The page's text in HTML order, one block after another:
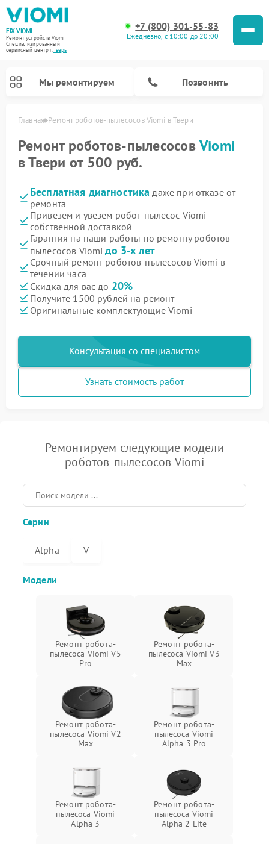
FIX-VIOMI
Ремонт устройств Viomi
Специализированный
cервисный центр г.Тверь
+7 (800) 301-55-83
Ежедневно, с 10:00 до 20:00
Мы ремонтируем Позвонить
Главная Ремонт роботов-пылесосов Viomi в Твери
Ремонт роботов-пылесосовViomi
в Твери от 500 руб.
Бесплатная диагностика даже при отказе от
ремонта
Привезем и увезем робот-пылесос Viomi
собственной доставкой
Гарантия на наши работы по ремонту роботов-
пылесосов Viomiдо 3-х лет
Срочный ремонт роботов-пылесосов Viomi в
течении часа
Скидка для вас до 20%
Получите 1500 рублей на ремонт
Оригинальные комплектующие Viomi
Консультация со специалистом
Узнать стоимость работ
Ремонтируем следующие модели
роботов-пылесосов Viomi
Серии
Alpha V
Модели
Ремонт робота-
пылесоса Viomi V5
Pro
Ремонт робота-
пылесоса Viomi V3
Max
Ремонт робота-
пылесоса Viomi V2
Max
Ремонт робота-
пылесоса Viomi
Alpha 3 Pro
Ремонт робота-
пылесоса Viomi
Alpha 3
Ремонт робота-
пылесоса Viomi
Alpha 2 Lite